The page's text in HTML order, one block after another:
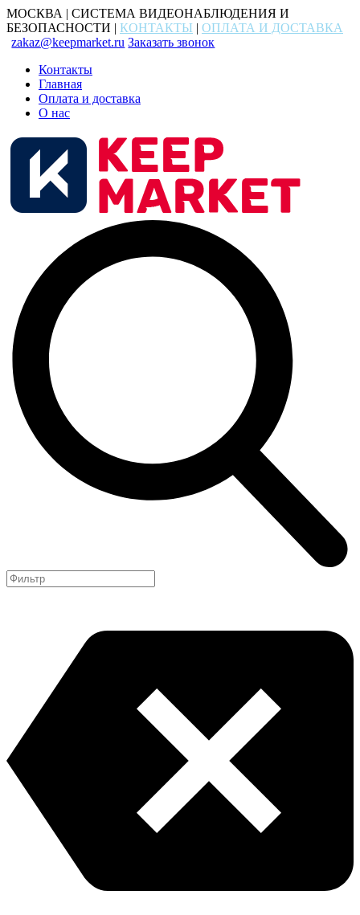
МОСКВА | СИСТЕМА ВИДЕОНАБЛЮДЕНИЯ И
БЕЗОПАСНОСТИ | КОНТАКТЫ | ОПЛАТА И ДОСТАВКА
zakaz@keepmarket.ru Заказать звонок
Контакты
Главная
Оплата и доставка
О нас